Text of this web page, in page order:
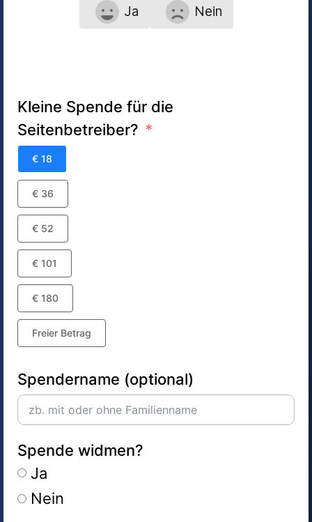
Ja Nein
Kleine Spende für die
Seitenbetreiber?
€ 18
€ 36
€ 52
€ 101
€ 180
Freier Betrag
Spendername (optional)
Spende widmen?
Ja
Nein